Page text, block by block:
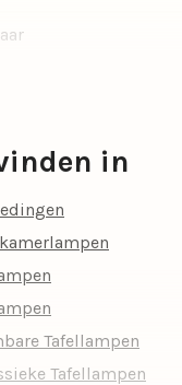
verlichting
in
Tafellampen
Tafellampen